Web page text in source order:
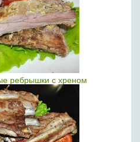
ребрышки с хреном